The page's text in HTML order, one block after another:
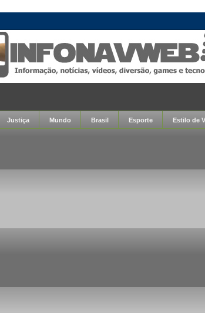
Justiça Mundo Brasil Esporte Estilo de